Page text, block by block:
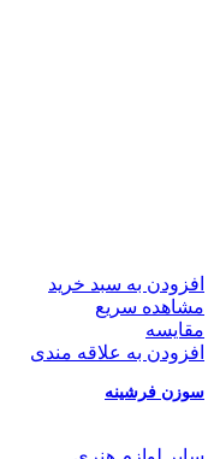
افزودن به سبد خرید
مشاهده سریع
مقایسه
افزودن به علاقه مندی
سوزن فرشینه